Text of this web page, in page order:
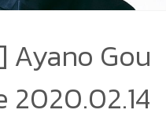
Gou
2020.02.14